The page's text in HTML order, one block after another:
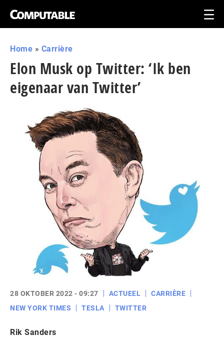
Home » Carrière
Elon Musk op Twitter: ‘Ik ben
eigenaar van Twitter’
28 OKTOBER 2022 - 09:27 ACTUEEL
CARRIÈRE
NEW YORK TIMES
TESLA TWITTER
Rik Sanders